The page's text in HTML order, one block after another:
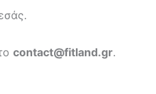
contact@fitland.gr.